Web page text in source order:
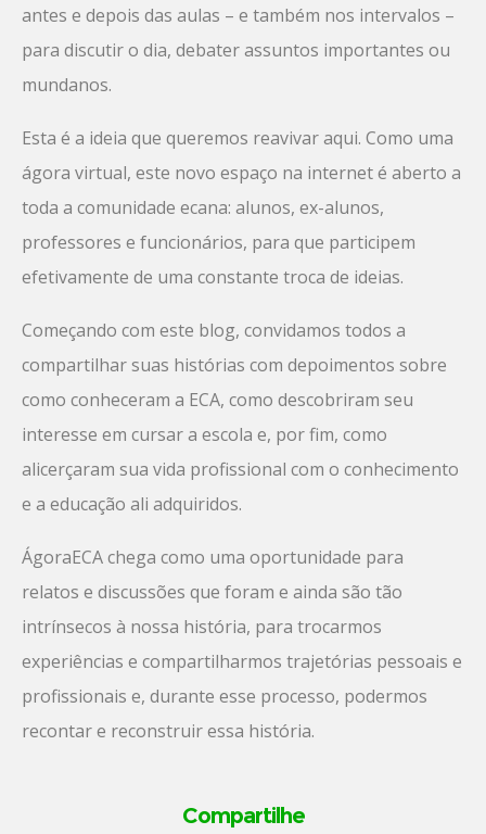
antes e depois das aulas – e também nos intervalos –
para discutir o dia, debater assuntos importantes ou
mundanos.
Esta é a ideia que queremos reavivar aqui. Como uma
ágora virtual, este novo espaço na internet é aberto a
toda a comunidade ecana: alunos, ex-alunos,
professores e funcionários, para que participem
efetivamente de uma constante troca de ideias.
Começando com este blog, convidamos todos a
compartilhar suas histórias com depoimentos sobre
como conheceram a ECA, como descobriram seu
interesse em cursar a escola e, por fim, como
alicerçaram sua vida profissional com o conhecimento
e a educação ali adquiridos.
ÁgoraECA chega como uma oportunidade para
relatos e discussões que foram e ainda são tão
intrínsecos à nossa história, para trocarmos
experiências e compartilharmos trajetórias pessoais e
profissionais e, durante esse processo, podermos
recontar e reconstruir essa história.
Compartilhe